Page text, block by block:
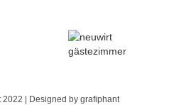
| Designed by grafiphant